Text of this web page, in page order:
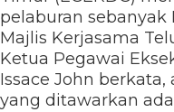
pelaburan
Majlis Kerjasama
Ketua Pegawai
Issace John
yang ditawarkan